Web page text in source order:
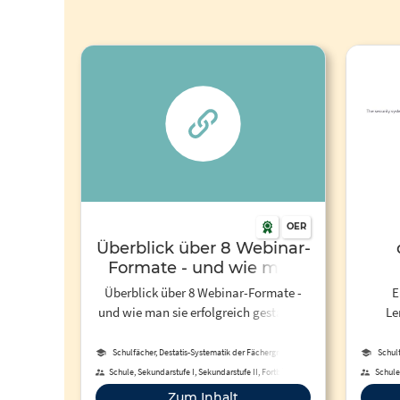
OER
Überblick über 8 Webinar-
Formate - und wie man
sie erfolgreich gestaltet |
eBildungslabor
Überblick über 8 Webinar-Formate -
und wie man sie erfolgreich gestaltet |
Schulfächer, Destatis-Systematik der Fächergruppen,
Schule, Sekundarstufe I, Sekundarstufe II, Fortbildung,
Hochschule, Berufliche Bildung, Erwachsenenbildung,
Fernunterricht